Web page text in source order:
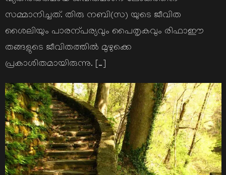
സമ്മാനിച്ചത്. തിരു നബി(സ) യുടെ ജീവിത
ശൈലിയും പാരന്പര്യവും പൈതൃകവും രിഫാഈ
തങ്ങളുടെ ജീവിതത്തില്‍ മുഴുക്കെ
പ്രകാശിതമായിരുന്നു. […]